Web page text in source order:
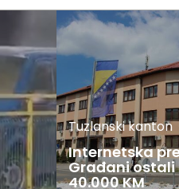
Tuzlanski kanton
Internetska
Građani ostali
40.000 KM